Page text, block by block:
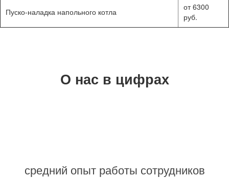
Пуско-наладка напольного котла
от 6300
руб.
О нас в цифрах
средний опыт работы сотрудников